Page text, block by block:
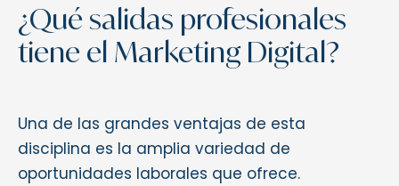
¿Qué salidas profesionales
tiene el Marketing Digital?
Una de las grandes ventajas de esta
disciplina es la amplia variedad de
oportunidades laborales que ofrece.